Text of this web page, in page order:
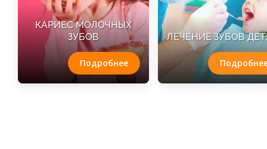
КАРИЕС МОЛОЧНЫХ
ЗУБОВ
Подробнее
ЛЕЧЕНИЕ ЗУБОВ